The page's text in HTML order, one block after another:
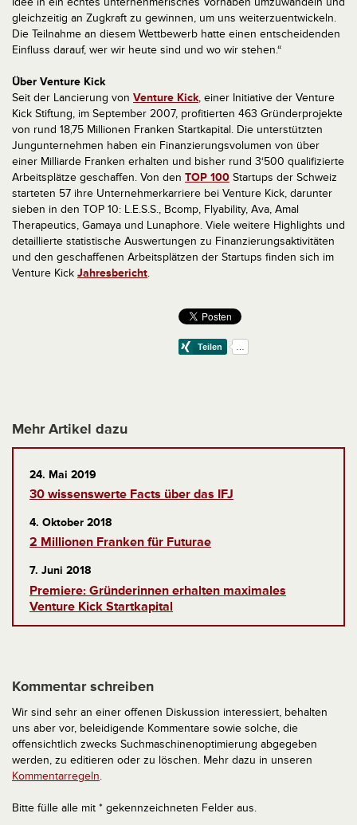
gleichzeitig an Zugkraft zu gewinnen, um uns weiterzuentwickeln.
Die Teilnahme an diesem Wettbewerb hatte einen entscheidenden
Einfluss darauf, wer wir heute sind und wo wir stehen.“
Über Venture Kick
Seit der Lancierung von Venture Kick, einer Initiative der Venture
Kick Stiftung, im September 2007, profitierten 463 Gründerprojekte
von rund 18,75 Millionen Franken Startkapital. Die unterstützten
Jungunternehmen haben ein Finanzierungsvolumen von über
einer Milliarde Franken erhalten und bisher rund 3‘500 qualifizierte
Arbeitsplätze geschaffen. Von den TOP 100 Startups der Schweiz
starteten 57 ihre Unternehmerkarriere bei Venture Kick, darunter
sieben in den TOP 10: L.E.S.S., Bcomp, Flyability, Ava, Amal
Therapeutics, Gamaya und Lunaphore. Viele weitere Highlights und
detaillierte statistische Auswertungen zu Finanzierungsaktivitäten
und den geschaffenen Arbeitsplätzen der Startups finden sich im
Venture Kick Jahresbericht.
Mehr Artikel dazu
24. Mai 2019
30 wissenswerte Facts über das IFJ
4. Oktober 2018
2 Millionen Franken für Futurae
7. Juni 2018
Premiere: Gründerinnen erhalten maximales
Venture Kick Startkapital
Kommentar schreiben
Wir sind sehr an einer offenen Diskussion interessiert, behalten
uns aber vor, beleidigende Kommentare sowie solche, die
offensichtlich zwecks Suchmaschinenoptimierung abgegeben
werden, zu editieren oder zu löschen. Mehr dazu in unseren
Kommentarregeln.
Bitte fülle alle mit * gekennzeichneten Felder aus.